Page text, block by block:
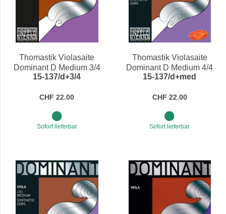
Thomastik Violasaite
Dominant D Medium 3/4
15-137/d+3/4
CHF 22.00
Sofort lieferbar
Thomastik Violasaite
Dominant D Medium 4/4
15-137/d+med
CHF 22.00
Sofort lieferbar